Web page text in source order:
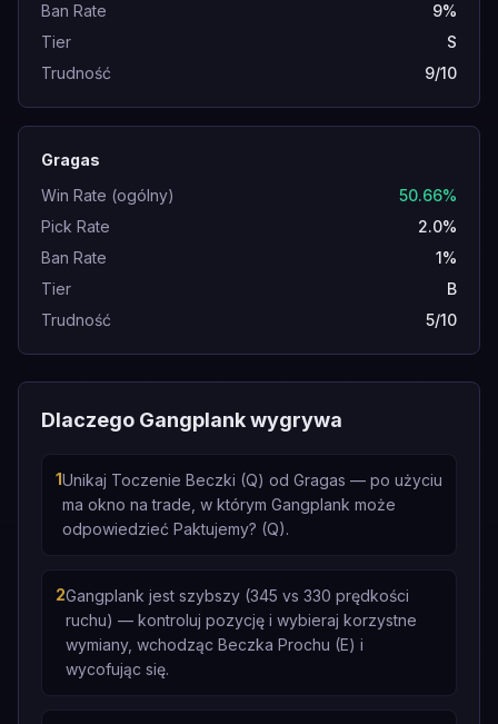
Ban Rate
9%
Tier
S
Trudność
9/10
Gragas
Win Rate (ogólny)
50.66%
Pick Rate
2.0%
Ban Rate
1%
Tier
B
Trudność
5/10
Dlaczego Gangplank wygrywa
1Unikaj Toczenie Beczki (Q) od Gragas — po użyciu
ma okno na trade, w którym Gangplank może
odpowiedzieć Paktujemy? (Q).
2Gangplank jest szybszy (345 vs 330 prędkości
ruchu) — kontroluj pozycję i wybieraj korzystne
wymiany, wchodząc Beczka Prochu (E) i
wycofując się.